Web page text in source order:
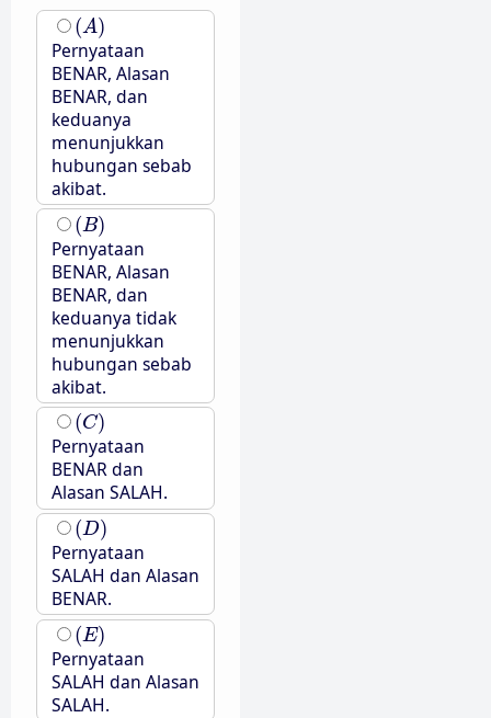
(A)
(A)
Pernyataan
BENAR, Alasan
BENAR, dan
keduanya
menunjukkan
hubungan sebab
akibat.
(B)
(B)
Pernyataan
BENAR, Alasan
BENAR, dan
keduanya tidak
menunjukkan
hubungan sebab
akibat.
(C)
(C)
Pernyataan
BENAR dan
Alasan SALAH.
(D)
(D)
Pernyataan
SALAH dan Alasan
BENAR.
(E)
(E)
Pernyataan
SALAH dan Alasan
SALAH.